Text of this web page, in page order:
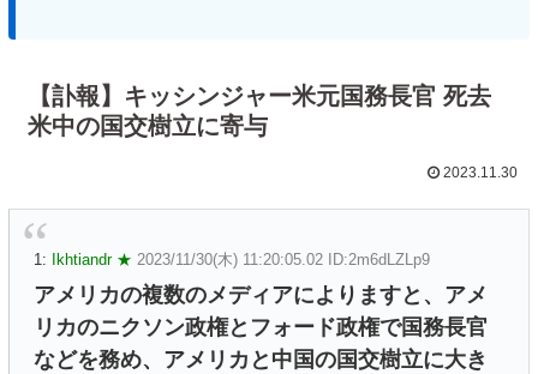
【訃報】キッシンジャー米元国務長官 死去
米中の国交樹立に寄与
2023.11.30
1: Ikhtiandr ★ 2023/11/30(木) 11:20:05.02 ID:2m6dLZLp9
アメリカの複数のメディアによりますと、アメ
リカのニクソン政権とフォード政権で国務長官
などを務め、アメリカと中国の国交樹立に大き